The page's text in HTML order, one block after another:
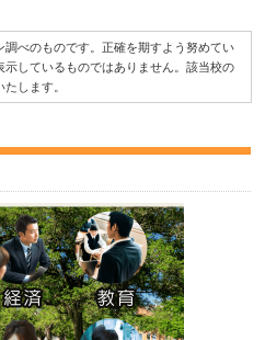
べのものです。正確を期すよう努めてい
しているものではありません。該当校の
します。